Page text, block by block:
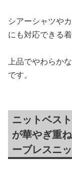
シアーシャツや
にも対応できる
上品でやわらか
です。
ニットベス
が華やぎ重
ーブレスニ